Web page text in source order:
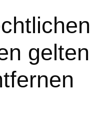
gelten